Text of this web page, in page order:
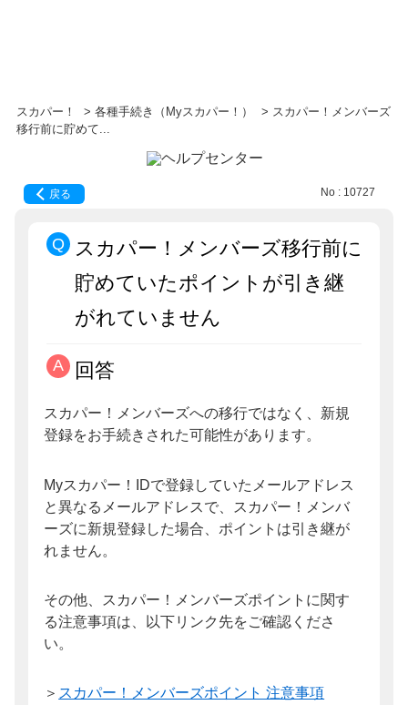
スカパー！ > 各種手続き（Myスカパー！） > スカパー！メンバーズ
移行前に貯めて...
戻る No : 10727
スカパー！メンバーズ移行前に
貯めていたポイントが引き継
がれていません
回答
スカパー！メンバーズへの移行ではなく、新規
登録をお手続きされた可能性があります。
Myスカパー！IDで登録していたメールアドレス
と異なるメールアドレスで、スカパー！メンバ
ーズに新規登録した場合、ポイントは引き継が
れません。
その他、スカパー！メンバーズポイントに関す
る注意事項は、以下リンク先をご確認くださ
い。
＞ スカパー！メンバーズポイント 注意事項